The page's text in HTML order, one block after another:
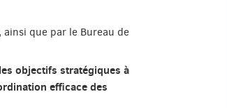
ainsi que par le Bureau de
objectifs stratégiques à
efficace des